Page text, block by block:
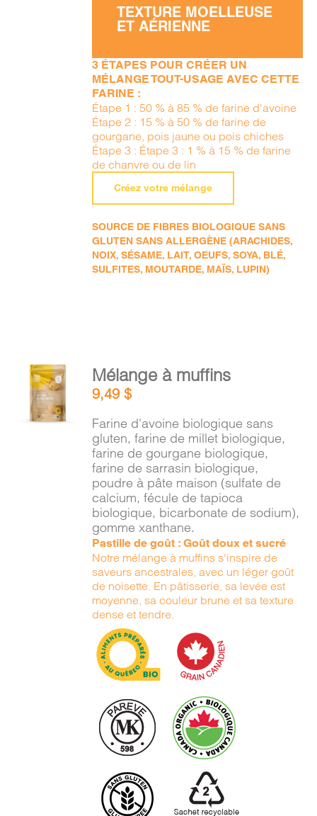
TEXTURE MOELLEUSE
ET AÉRIENNE
3 ÉTAPES POUR CRÉER UN
MÉLANGE TOUT-USAGE AVEC CETTE
FARINE :
Étape 1 : 50 % à 85 % de farine d'avoine
Étape 2 : 15 % à 50 % de farine de
gourgane, pois jaune ou pois chiches
Étape 3 : Étape 3 : 1 % à 15 % de farine
de chanvre ou de lin
Créez votre mélange
SOURCE DE FIBRES BIOLOGIQUE SANS
GLUTEN SANS ALLERGÈNE (ARACHIDES,
NOIX, SÉSAME, LAIT, OEUFS, SOYA, BLÉ,
SULFITES, MOUTARDE, MAÏS, LUPIN)
AJOUTER
AU
PANIER
Mélange à muffins
9,49$
Farine d'avoine biologique sans
gluten, farine de millet biologique,
farine de gourgane biologique,
farine de sarrasin biologique,
poudre à pâte maison (sulfate de
calcium, fécule de tapioca
biologique, bicarbonate de sodium),
gomme xanthane.
Pastille de goût : Goût doux et sucré
Notre mélange à muffins s'inspire de
saveurs ancestrales, avec un léger goût
de noisette. En pâtisserie, sa levée est
moyenne, sa couleur brune et sa texture
dense et tendre.